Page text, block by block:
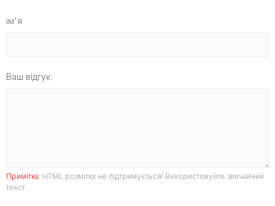
ім'я
Ваш відгук:
Примітка: HTML розмітка не підтримується! Використовуйте звичайний
текст.